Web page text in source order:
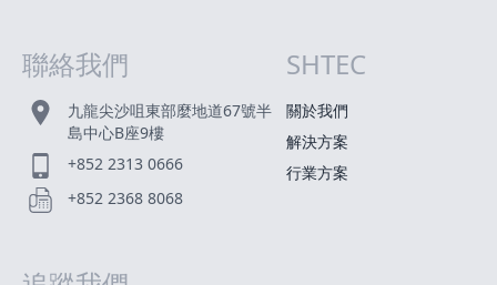
聯絡我們
九龍尖沙咀東部麼地道67號半
島中心B座9樓
+852 2313 0666
+852 2368 8068
網站指南
SHTEC
關於我們
解決方案
行業方案